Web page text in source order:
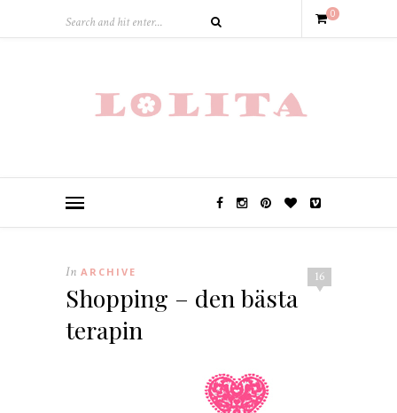
0
16
In ARCHIVE
Shopping – den bästa
terapin